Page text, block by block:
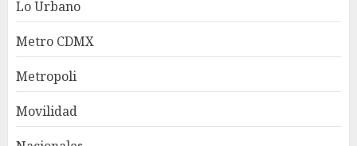
Lo Urbano
Metro CDMX
Metropoli
Movilidad